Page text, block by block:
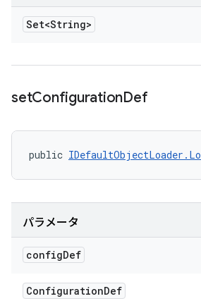
Set<String>
setConfigurationDef
public
パラメータ
configDef
ConfigurationDef